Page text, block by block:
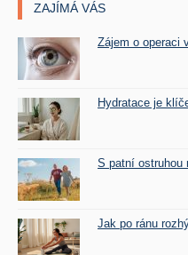
ZAJÍMÁ VÁS
Zájem o operaci
Hydratace je
S patní ostruhou
Jak po ránu